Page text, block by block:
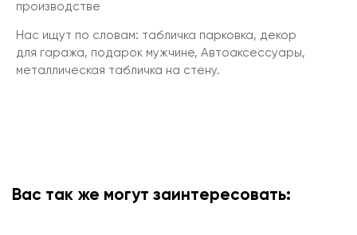
производстве
Нас ищут по словам: табличка парковка, декор
для гаража, подарок мужчине, Автоаксессуары,
металлическая табличка на стену.
Вас так же могут заинтересовать: